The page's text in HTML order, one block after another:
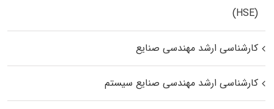
(HSE)
کارشناسی ارشد مهندسی صنایع
کارشناسی ارشد مهندسی صنایع سیستم